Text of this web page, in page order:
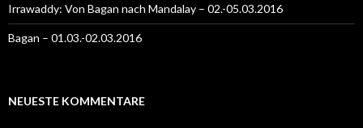
Irrawaddy: Von Bagan nach Mandalay – 02.-05.03.2016
Bagan – 01.03.-02.03.2016
NEUESTE KOMMENTARE